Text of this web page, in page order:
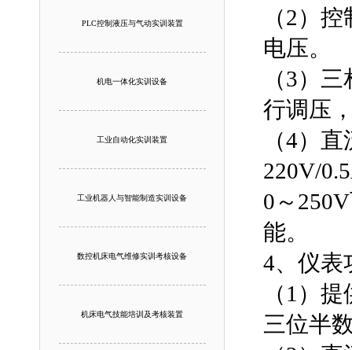
PLC控制液压与气动实训装置
机电一体化实训设备
工业自动化实训装置
工业机器人与智能制造实训设备
数控机床电气维修实训考核设备
机床电气技能培训及考核装置
（2）
电压。
（3）
行调压
（4）
220V/
0～
能。
4、仪表
（1）
三位半